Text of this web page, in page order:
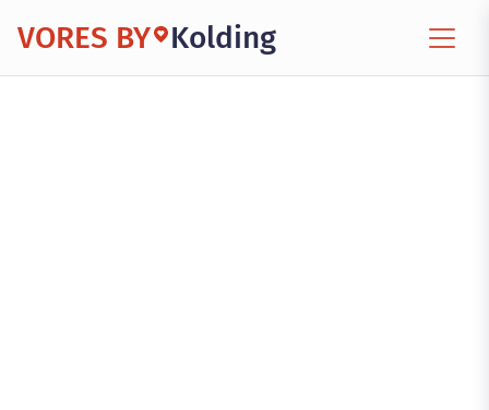
VORES BY Kolding